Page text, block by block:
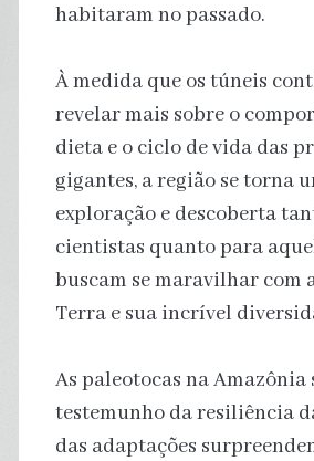
habitaram no passado.
À medida que os túneis
revelar mais sobre o
dieta e o ciclo de vida das
gigantes, a região se torna
exploração e descoberta
cientistas quanto para
buscam se maravilhar com
Terra e sua incrível
As paleotocas na Amazônia
testemunho da resiliência
das adaptações